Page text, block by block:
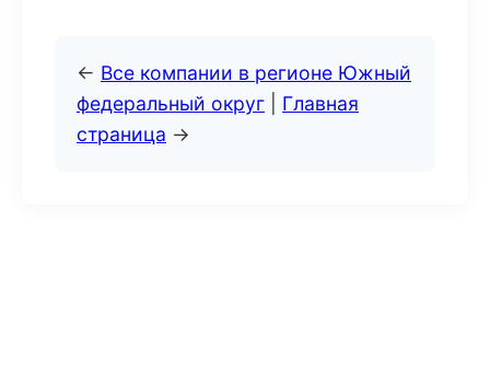
← Все компании в регионе Южный
федеральный округ
Главная
страница →